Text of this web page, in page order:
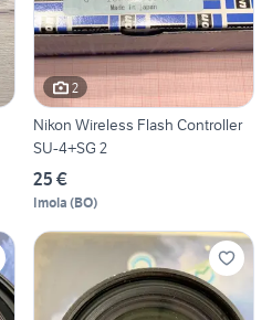
2
Nikon Wireless Flash Controller
SU-4+SG 2
25 €
Imola (BO)